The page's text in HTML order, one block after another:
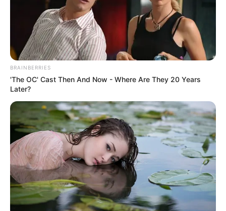
Asal Usul Nyi Roro Kidul,
Sang Ratu Penguasa
Pantai Selatan
10 Potret Tiffany Jane,
Pemeran Nyi Brangah di
Kidul
10 Potret Anastasia Novie,
Pemeran Gendhis di
Drama Kolosal Nyi Roro
Kidul
10 Potret Liana Sahara,
Pemeran Cundo Manik di
Sinetron Nyi Roro Kidul
BRAINBERRIES
'The OC' Cast Then And Now - Where Are They 20 Years
Later?